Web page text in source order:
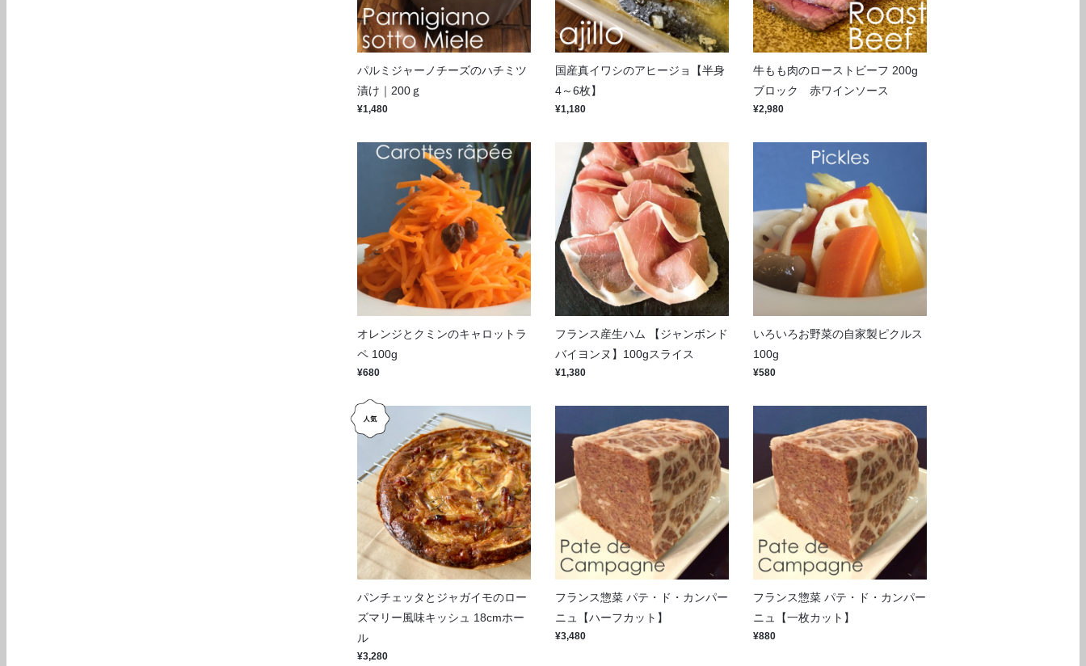
パルミジャーノチーズのハチミツ
漬け｜200ｇ
¥1,480
国産真イワシのアヒージョ【半身
4～6枚】
¥1,180
牛もも肉のローストビーフ 200g
ブロック 赤ワインソース
¥2,980
オレンジとクミンのキャロットラ
ペ 100g
¥680
フランス産生ハム 【ジャンボンド
バイヨンヌ】100gスライス
¥1,380
いろいろお野菜の自家製ピクルス
100g
¥580
パンチェッタとジャガイモのロー
ズマリー風味キッシュ 18cmホー
ル
¥3,280
フランス惣菜 パテ・ド・カンパー
ニュ【ハーフカット】
¥3,480
フランス惣菜 パテ・ド・カンパー
ニュ【一枚カット】
¥880